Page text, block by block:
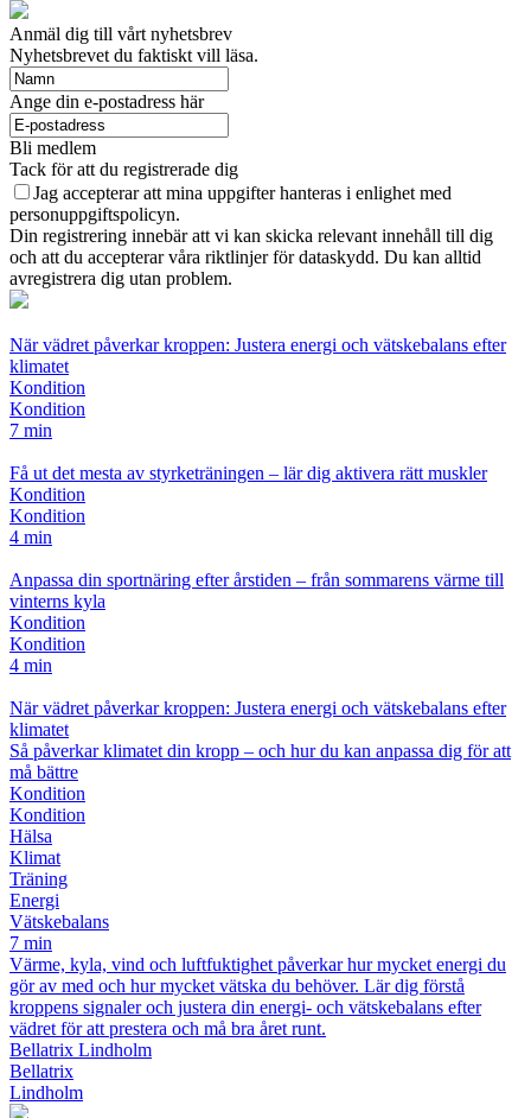
Anmäl dig till vårt nyhetsbrev
Nyhetsbrevet du faktiskt vill läsa.
Ange din e-postadress här
Bli medlem
Tack för att du registrerade dig
Jag accepterar att mina uppgifter hanteras i enlighet med
personuppgiftspolicyn.
Din registrering innebär att vi kan skicka relevant innehåll till dig
och att du accepterar våra riktlinjer för dataskydd. Du kan alltid
avregistrera dig utan problem.
När vädret påverkar kroppen: Justera energi och vätskebalans efter
klimatet
Kondition
Kondition
7 min
Få ut det mesta av styrketräningen – lär dig aktivera rätt muskler
Kondition
Kondition
4 min
Anpassa din sportnäring efter årstiden – från sommarens värme till
vinterns kyla
Kondition
Kondition
4 min
När vädret påverkar kroppen: Justera energi och vätskebalans efter
klimatet
Så påverkar klimatet din kropp – och hur du kan anpassa dig för att
må bättre
Kondition
Kondition
Hälsa
Klimat
Träning
Energi
Vätskebalans
7 min
Värme, kyla, vind och luftfuktighet påverkar hur mycket energi du
gör av med och hur mycket vätska du behöver. Lär dig förstå
kroppens signaler och justera din energi- och vätskebalans efter
vädret för att prestera och må bra året runt.
Bellatrix Lindholm
Bellatrix
Lindholm